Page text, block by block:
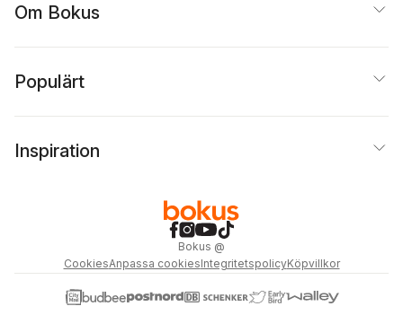
Om Bokus
Populärt
Inspiration
Bokus @
CookiesAnpassa cookiesIntegritetspolicyKöpvillkor